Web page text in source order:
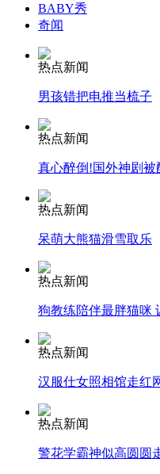
走！跟着总书记去植树
消防员救轻生者
纽约上演“枕头大战”
司机酒驾遇交警 急速
BABY秀
奇闻
热点新闻
男孩错把电推当梳子
热点新闻
真心醉倒!国外神剧被
热点新闻
呆萌大熊猫滑雪取乐
热点新闻
狗教练陪伴最胖猫咪
热点新闻
汉服仕女照相馆走红
热点新闻
警花学霸神似高圆圆